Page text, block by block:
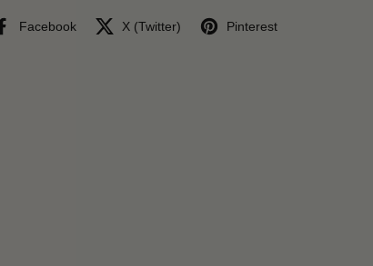
Facebook X (Twitter) Pinterest